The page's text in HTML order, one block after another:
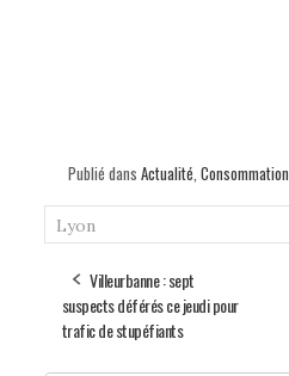
Publié dans Actualité Consommation
Lyon
Villeurbanne : sept
suspects déférés ce jeudi pour
trafic de stupéfiants